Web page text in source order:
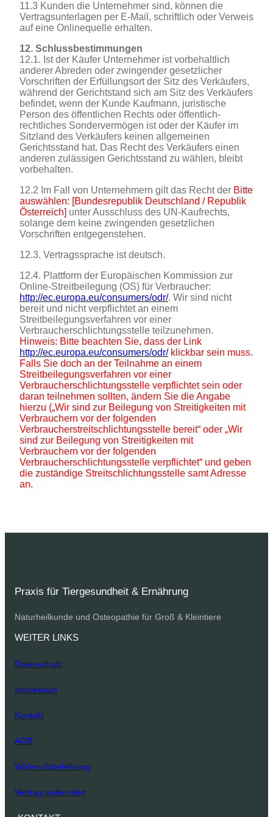
11.3 Kunden die Unternehmer sind, können die
Vertragsunterlagen per E-Mail, schriftlich oder Verweis
auf eine Onlinequelle erhalten.
12. Schlussbestimmungen
12.1. Ist der Käufer Unternehmer ist vorbehaltlich
anderer Abreden oder zwingender gesetzlicher
Vorschriften der Erfüllungsort der Sitz des Verkäufers,
während der Gerichtstand sich am Sitz des Verkäufers
befindet, wenn der Kunde Kaufmann, juristische
Person des öffentlichen Rechts oder öffentlich-
rechtliches Sondervermögen ist oder der Käufer im
Sitzland des Verkäufers keinen allgemeinen
Gerichtsstand hat. Das Recht des Verkäufers einen
anderen zulässigen Gerichtsstand zu wählen, bleibt
vorbehalten.
12.2 Im Fall von Unternehmern gilt das Recht der Bitte
auswählen: [Bundesrepublik Deutschland / Republik
Österreich] unter Ausschluss des UN-Kaufrechts,
solange dem keine zwingenden gesetzlichen
Vorschriften entgegenstehen.
12.3. Vertragssprache ist deutsch.
12.4. Plattform der Europäischen Kommission zur
Online-Streitbeilegung (OS) für Verbraucher:
http://ec.europa.eu/consumers/odr/. Wir sind nicht
bereit und nicht verpflichtet an einem
Streitbeilegungsverfahren vor einer
Verbraucherschlichtungsstelle teilzunehmen.
Hinweis: Bitte beachten Sie, dass der Link
http://ec.europa.eu/consumers/odr/klickbar sein muss.
Falls Sie doch an der Teilnahme an einem
Streitbeilegungsverfahren vor einer
Verbraucherschlichtungsstelle verpflichtet sein oder
daran teilnehmen sollten, ändern Sie die Angabe
hierzu („Wir sind zur Beilegung von Streitigkeiten mit
Verbrauchern vor der folgenden
Verbraucherstreitschlichtungsstelle bereit“ oder „Wir
sind zur Beilegung von Streitigkeiten mit
Verbrauchern vor der folgenden
Verbraucherschlichtungsstelle verpflichtet“ und geben
die zuständige Streitschlichtungsstelle samt Adresse
an.
Praxis für Tiergesundheit & Ernährung
Naturheilkunde und Osteopathie für Groß & Kleintiere
WEITER LINKS
Datenschutz
Impressum
Kontakt
AGB
Widerrufsbelehrung
Vertrag widerrufen